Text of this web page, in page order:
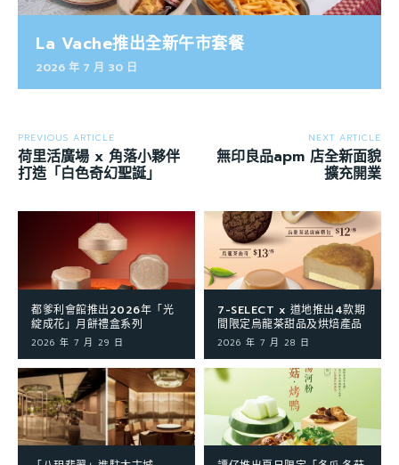
La Vache推出全新午市套餐
2026 年 7 月 30 日
PREVIOUS ARTICLE
荷里活廣場 x 角落小夥伴
打造「白色奇幻聖誕」
NEXT ARTICLE
無印良品apm 店全新面貌
擴充開業
都爹利會館推出2026年「光
綻成花」月餅禮盒系列
2026 年 7 月 29 日
7-SELECT x 道地推出4款期
間限定烏龍茶甜品及烘焙產品
2026 年 7 月 28 日